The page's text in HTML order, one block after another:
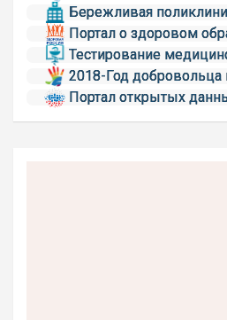
Бережливая
Портал о здоровом
Тестирование
2018-Год добровольца
Портал открытых